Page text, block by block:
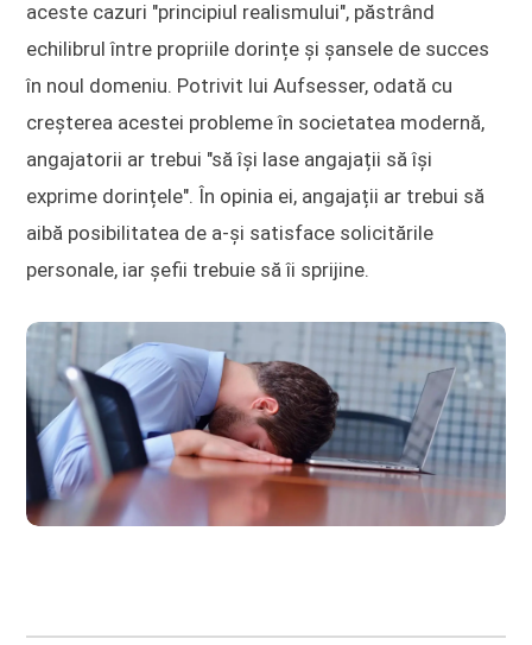
aceste cazuri "principiul realismului", păstrând
echilibrul între propriile dorințe și șansele de succes
în noul domeniu. Potrivit lui Aufsesser, odată cu
creșterea acestei probleme în societatea modernă,
angajatorii ar trebui "să își lase angajații să își
exprime dorințele". În opinia ei, angajații ar trebui să
aibă posibilitatea de a-și satisface solicitările
personale, iar șefii trebuie să îi sprijine.